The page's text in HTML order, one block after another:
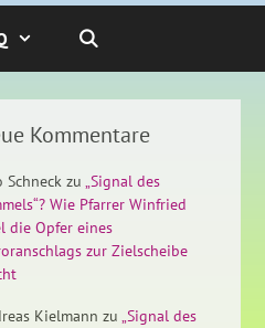
Kommentare
Schneck zu „Signal des
Wie Pfarrer Winfried
die Opfer eines
zur Zielscheibe
Kielmann zu „Signal des